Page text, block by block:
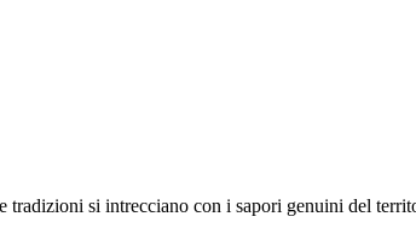
si intrecciano con i sapori genuini del